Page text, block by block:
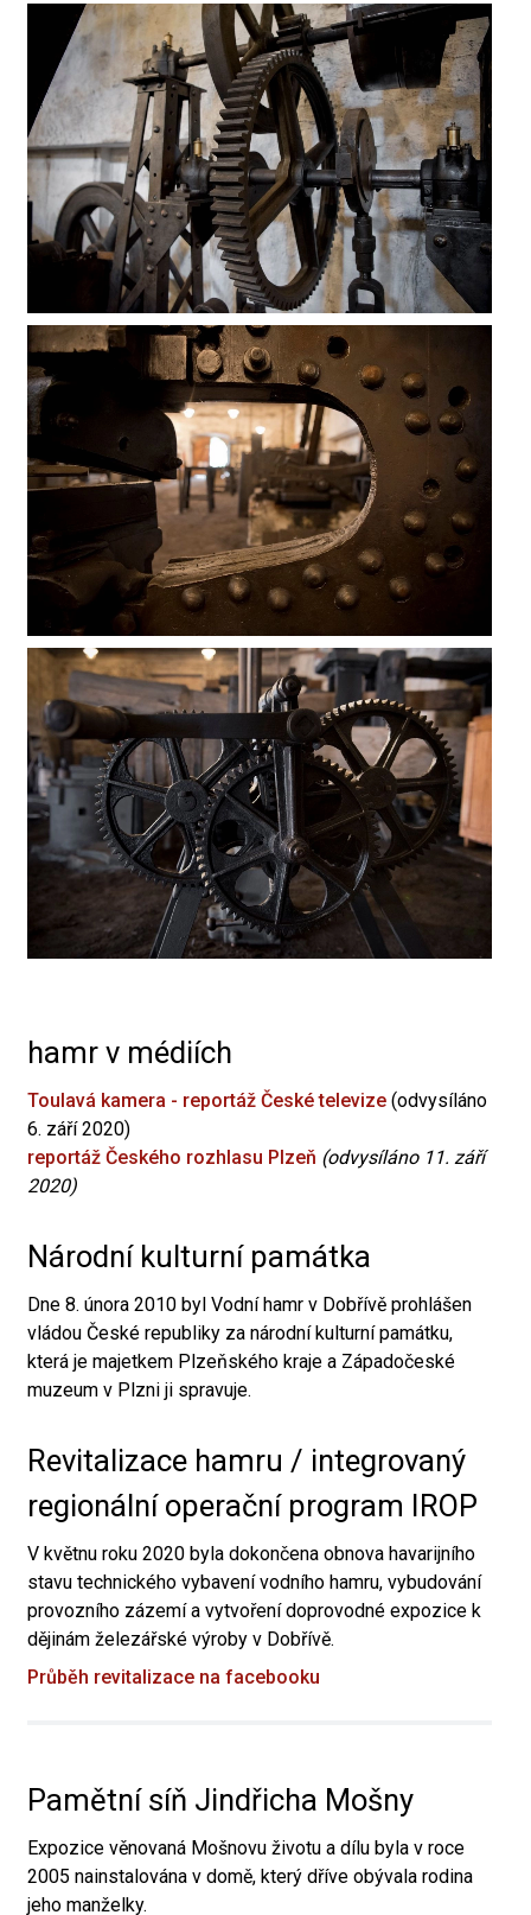
hamr v médiích
Toulavá kamera - reportáž České televize (odvysíláno
6. září 2020)
reportáž Českého rozhlasu Plzeň (odvysíláno 11. září
2020)
Národní kulturní památka
Dne 8. února 2010 byl Vodní hamr v Dobřívě prohlášen
vládou České republiky za národní kulturní památku,
která je majetkem Plzeňského kraje a Západočeské
muzeum v Plzni ji spravuje.
Revitalizace hamru / integrovaný
regionální operační program IROP
V květnu roku 2020 byla dokončena obnova havarijního
stavu technického vybavení vodního hamru, vybudování
provozního zázemí a vytvoření doprovodné expozice k
dějinám železářské výroby v Dobřívě.
Průběh revitalizace na facebooku
Pamětní síň Jindřicha Mošny
Expozice věnovaná Mošnovu životu a dílu byla v roce
2005 nainstalována v domě, který dříve obývala rodina
jeho manželky.